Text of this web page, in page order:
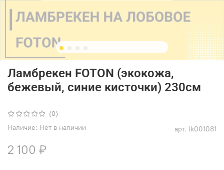
(0)
арт. lk001081
Наличие: Нет в наличии
Ламбрекен FOTON (экокожа,
бежевый, синие кисточки) 230см
2 100 ₽